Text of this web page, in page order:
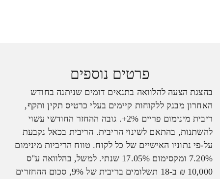
פרטים נוספים
בהצגת הצעה להלוואה בתנאים דומים שניתנה בחודש
האחרון מבנק ללקוחות קיימים בעלי כרטיס תקין ותקף,
ריבית מינימום פריים 2%+. גובה ההחזר החודשי עשוי
להשתנות, בהתאם לשינוי הריבית. הריבית בכאל נקבעת
על-פי נתוניו האישיים של כל לקוח. טווח הריביות מינימום
7.20% ומקסימום 17.05% שנתי. למשל, בהלוואה ע"ס
10,000 ₪ ב-18 תשלומים בריבית של 9%, סכום ההחזרים